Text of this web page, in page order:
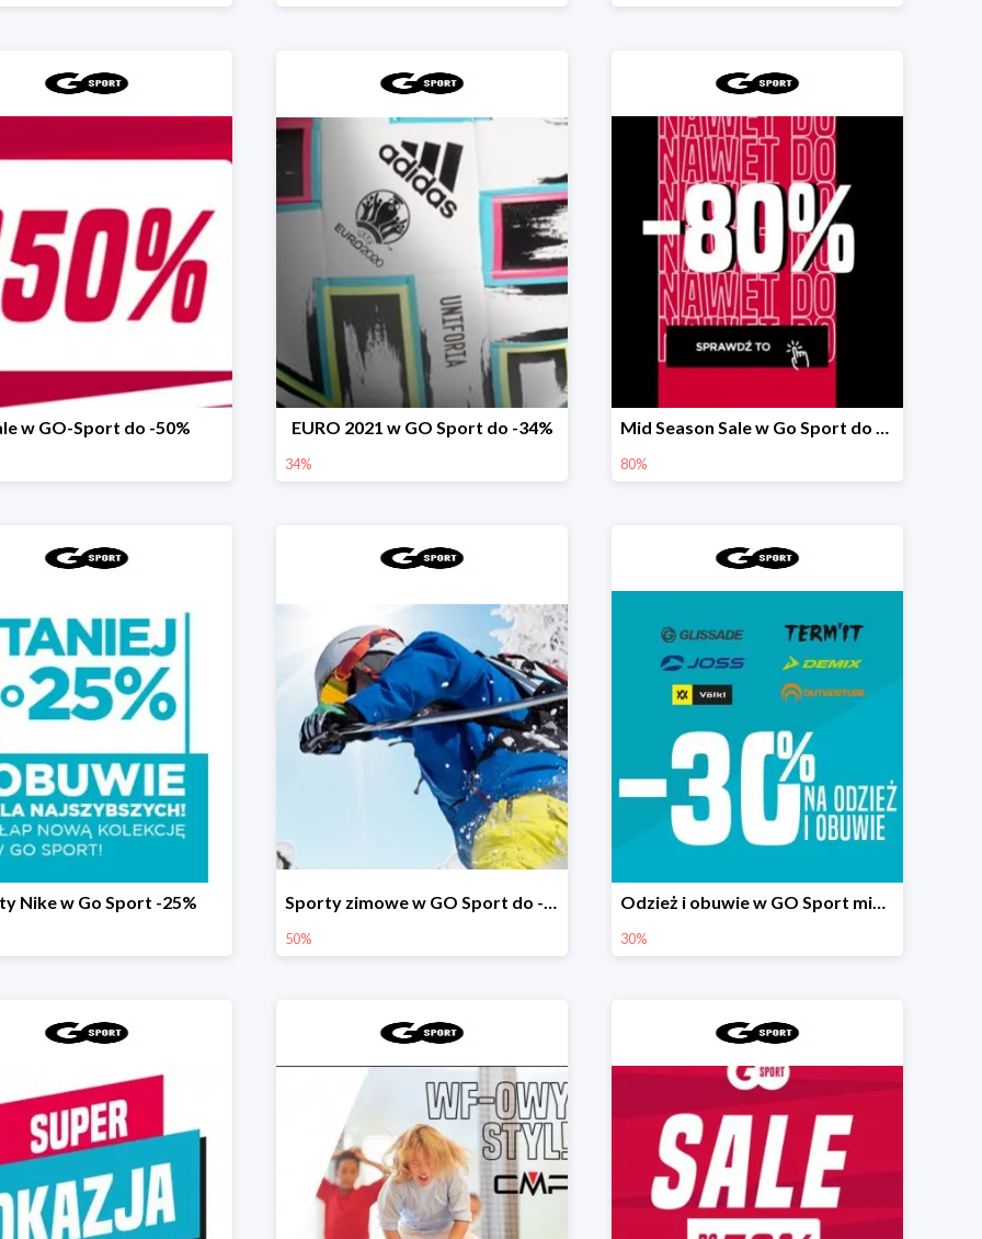
w GO-Sport do -50% EURO 2021 w GO Sport do -34%
34%
Mid Season Sale w Go Sport do -80%
80%
Nike w Go Sport -25% Sporty zimowe w GO Sport do -50%
50%
Odzież i obuwie w GO Sport minimum -30%
30%